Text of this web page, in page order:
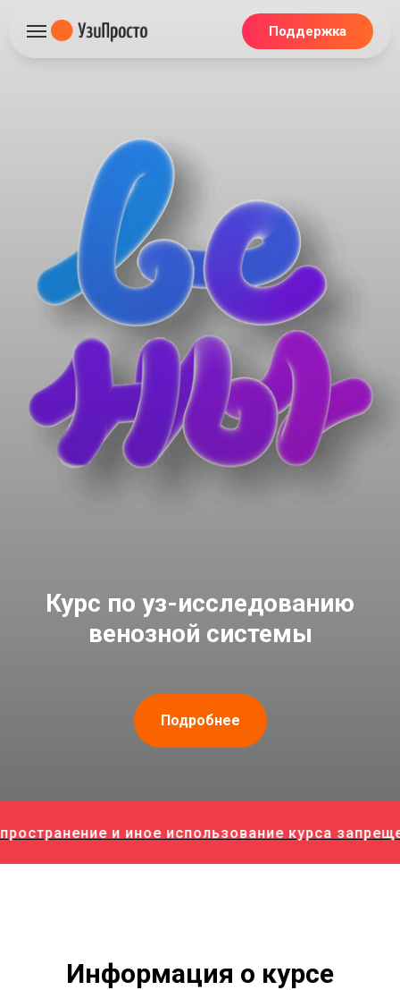
Поддержка
Курс по уз-исследованию
венозной системы
Подробнее
и иное использование курса
Информация о курсе